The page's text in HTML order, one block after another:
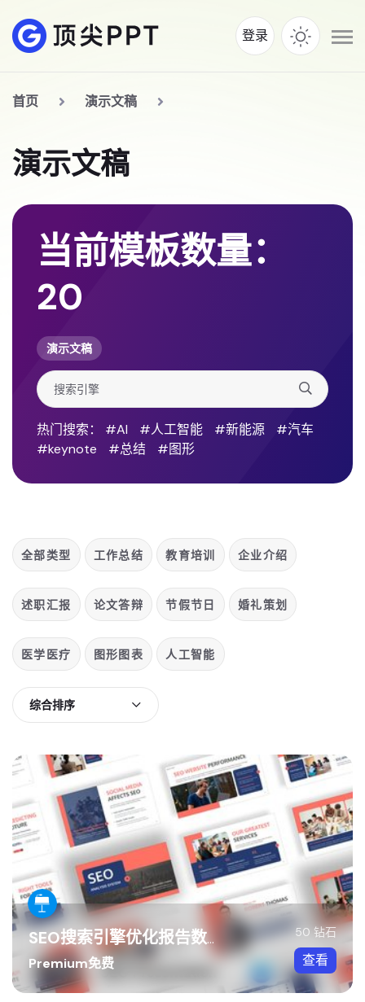
登录
首页 演示文稿
演示文稿
当前模板数量：
20
演示文稿
热门搜索： #AI #人工智能 #新能源
#汽车
#keynote
#总结 #图形
全部类型 工作总结 教育培训 企业介绍
述职汇报 论文答辩 节假节日 婚礼策划
医学医疗 图形图表 人工智能
综合排序
SEO搜索引擎优化报告数据分析Keynote模板
Premium免费
50 钻石
查看